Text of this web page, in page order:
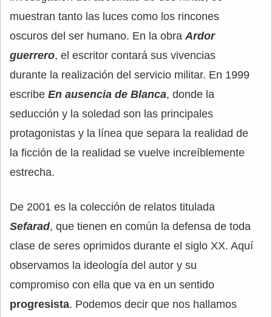
muestran tanto las luces como los rincones
oscuros del ser humano. En la obraArdor
guerrero, el escritor contará sus vivencias
durante la realización del servicio militar. En 1999
escribe En ausencia de Blanca, donde la
seducción y la soledad son las principales
protagonistas y la línea que separa la realidad de
la ficción de la realidad se vuelve increíblemente
estrecha.
De 2001 es la colección de relatos titulada
Sefarad, que tienen en común la defensa de toda
clase de seres oprimidos durante el siglo XX. Aquí
observamos la ideología del autor y su
compromiso con ella que va en un sentido
progresista. Podemos decir que nos hallamos